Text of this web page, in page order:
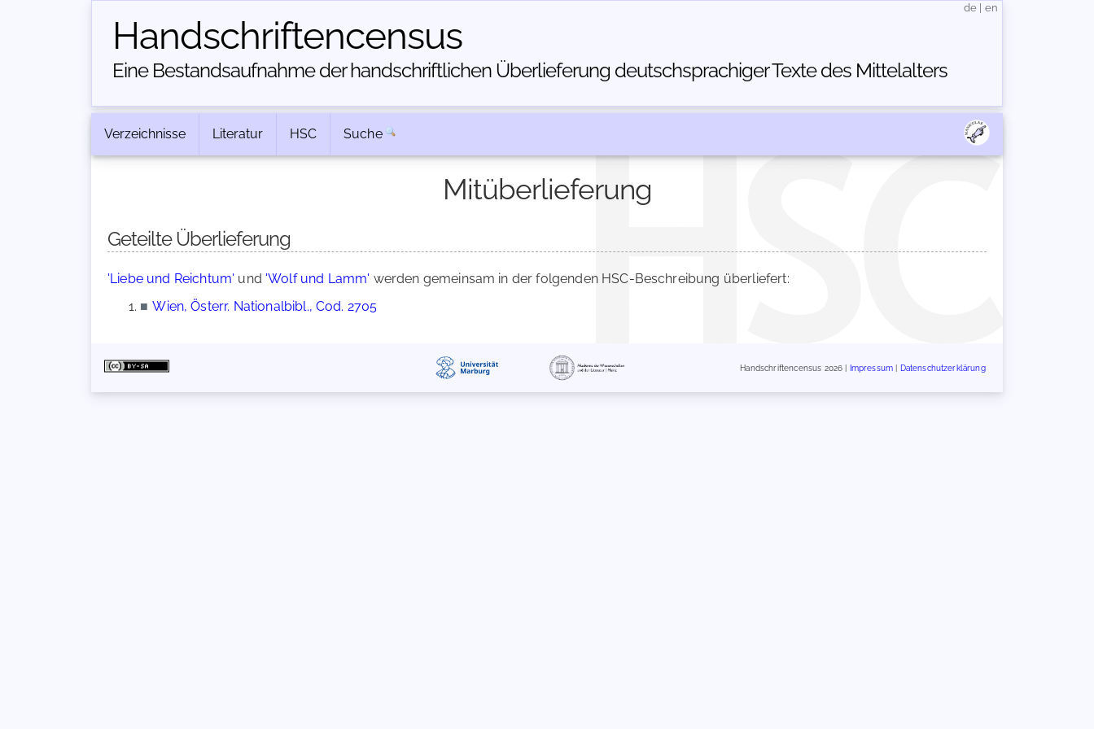
Handschriften­census
Eine Bestandsaufnahme der handschriftlichen Über­lieferung deutschsprachiger Texte des Mittelalters
de en
Verzeichnisse Literatur HSC Suche
Mitüberlieferung
Geteilte Überlieferung
'Liebe und Reichtum' und 'Wolf und Lamm' werden gemeinsam in der folgenden HSC-Beschreibung überliefert:
■ Wien, Österr. Nationalbibl., Cod. 2705
Handschriftencensus 2026 | Impressum Datenschutzerklärung